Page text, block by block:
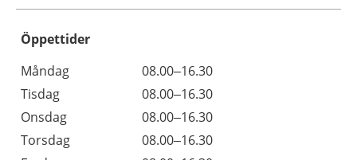
Öppettider
Dag
Öppettider
Kommentarer
Måndag
08.00–16.30
Tisdag
08.00–16.30
Onsdag
08.00–16.30
Torsdag
08.00–16.30